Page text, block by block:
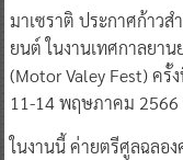
มาเซราติ ประกาศก้าว
ยนต์ ในงานเทศกาลยา
(Motor Valey Fest) ครั้
11-14 พฤษภาคม
ในงานนี้ ค่ายตรีศูลฉลอ